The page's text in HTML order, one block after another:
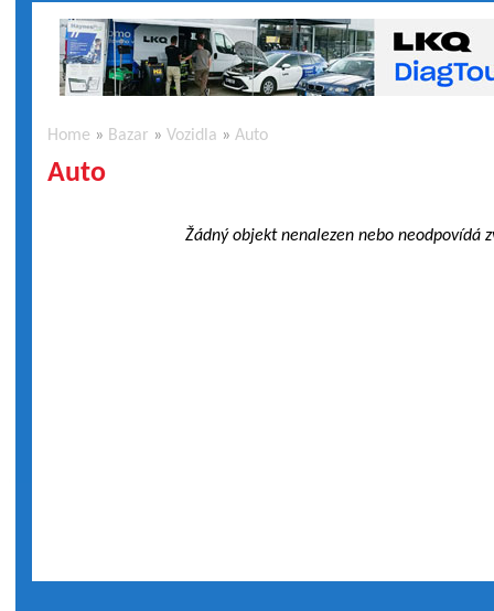
Home » Bazar » Vozidla »Auto
Auto
Žádný objekt nenalezen nebo neodpovídá